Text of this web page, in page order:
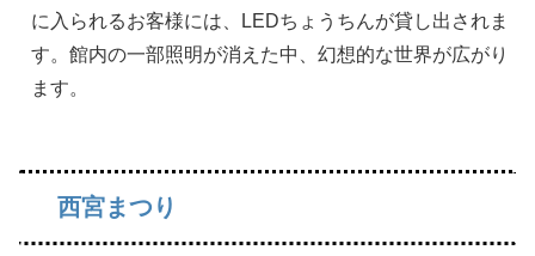
に入られるお客様には、LEDちょうちんが貸し出されま
す。館内の一部照明が消えた中、幻想的な世界が広がり
ます。
西宮まつり